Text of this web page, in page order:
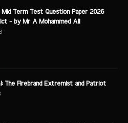
Mid Term Test Question Paper 2026
- by Mr A Mohammed Ali
The Firebrand Extremist and Patriot